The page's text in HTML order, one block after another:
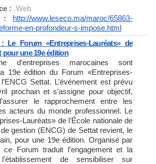
: .Web
: http://www.leseco.ma/maroc/65863-
en-profondeur-s-impose.html
Le Forum «Entreprises-Lauréats» de
pour une 19e édition
d’entreprises marocaines sont
19e édition du Forum «Entreprises-
Settat. L’événement est prévu
prochain et s’assigne pour objectif,
le rapprochement entre les
acteurs du monde professionnel. Le
Lauréats» de l’École nationale de
gestion (ENCG) de Settat revient, le
pour une 19e édition. Organisé par
ce Forum traduit l’engagement et la
de sensibiliser sur